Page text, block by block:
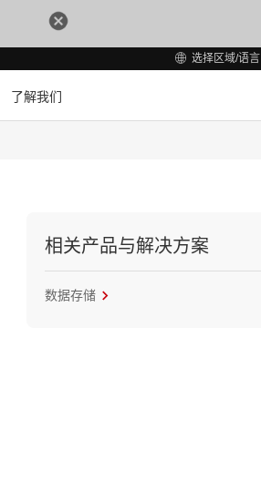
选择区域/语言
了解我们
相关产品与解决方案
数据存储